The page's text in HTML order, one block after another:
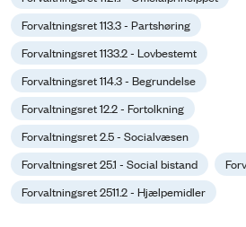
Forvaltningsret 113.3 - Partshøring
Forvaltningsret 1133.2 - Lovbestemt
Forvaltningsret 114.3 - Begrundelse
Forvaltningsret 12.2 - Fortolkning
Forvaltningsret 2.5 - Socialvæsen
Forvaltningsret 25.1 - Social bistand
Forvaltningsret 2511.2 - Hjælpemidler